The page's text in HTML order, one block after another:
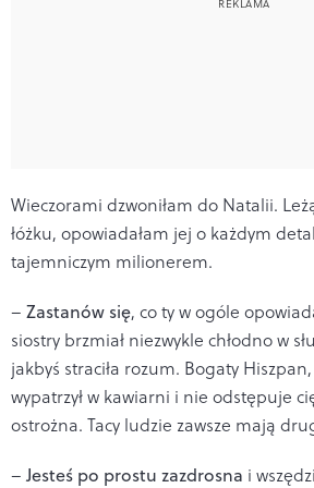
Wieczorami dzwoniłam do Natalii.
łóżku, opowiadałam jej o każdym
tajemniczym milionerem.
– Zastanów się, co ty w ogóle
siostry brzmiał niezwykle chłodno w
jakbyś straciła rozum. Bogaty
wypatrzył w kawiarni i nie odstępuje
ostrożna. Tacy ludzie zawsze mają
– Jesteś po prostu zazdrosna i